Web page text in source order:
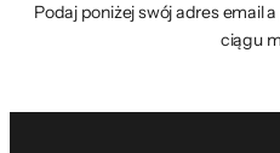
Podaj poniżej swój adres email
ciągu